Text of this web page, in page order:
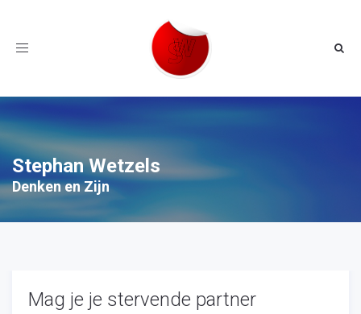
Toggle
Stephan Wetzels
Denken en Zijn
Mag je je stervende partner